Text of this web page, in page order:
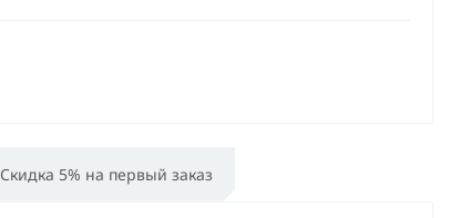
Скидка 5% на первый заказ